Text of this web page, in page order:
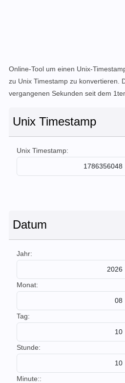
Online-Tool um einen Unix-
zu Unix Timestamp zu konvertieren.
vergangenen Sekunden seit dem
Unix Timestamp
Unix Timestamp:
Datum
Jahr:
Monat:
Tag:
Stunde:
Minute::